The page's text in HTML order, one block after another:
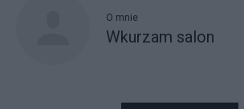
O mnie
Wkurzam salon